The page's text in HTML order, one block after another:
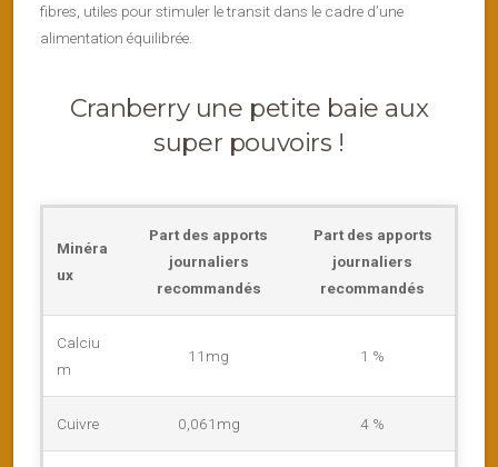
fibres, utiles pour stimuler le transit dans le cadre d’une
alimentation équilibrée.
Cranberry une petite baie aux
super pouvoirs !
Minéra
ux
Part des apports
journaliers
recommandés
Part des apports
journaliers
recommandés
Calciu
m
11mg 1 %
Cuivre 0,061mg 4 %